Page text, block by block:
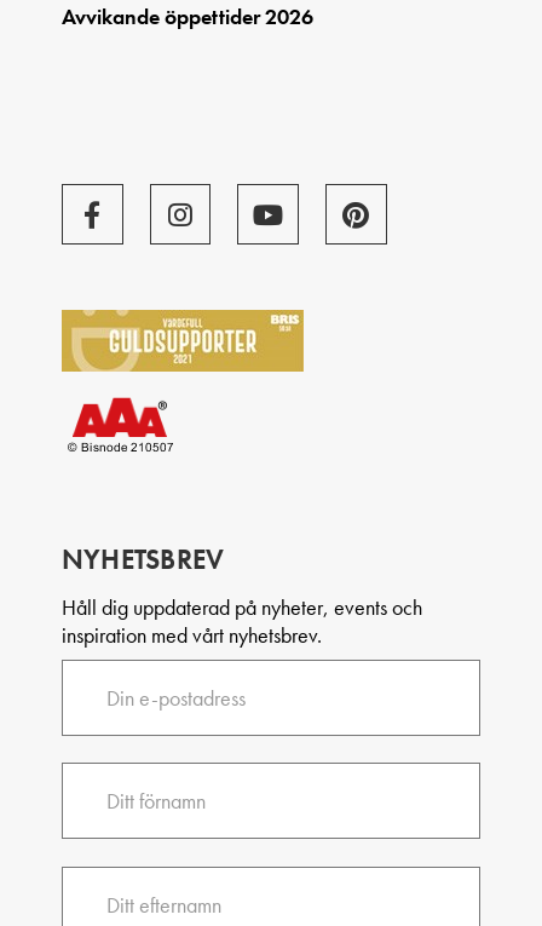
Avvikande öppettider 2026
NYHETSBREV
Håll dig uppdaterad på nyheter, events och
inspiration med vårt nyhetsbrev.